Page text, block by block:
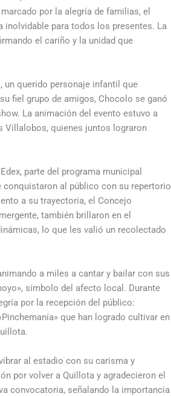
por la alegría de familias, el
inolvidable para todos los presentes. La
el cariño y la unidad que
un querido personaje infantil que
fiel grupo de amigos, Chocolo se ganó
La animación del evento estuvo a
Villalobos, quienes juntos lograron
parte del programa municipal
conquistaron al público con su repertorio
a su trayectoria, el Concejo
también brillaron en el
lo que les valió un recolectado
a miles a cantar y bailar con sus
símbolo del afecto local. Durante
por la recepción del público:
que han logrado cultivar en
al estadio con su carisma y
por volver a Quillota y agradecieron el
convocatoria, señalando la importancia